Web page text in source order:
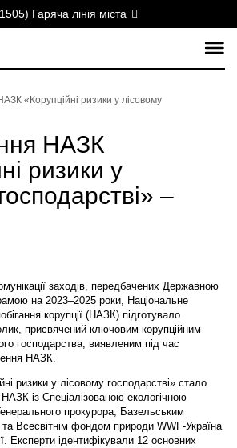
Гаряча лінія міста
«Корупційні ризики у лісовому
НАЗК
ризики у
–
заходів, передбачених Державною
на 2023–2025 роки, Національне
корупції (НАЗК) підготувало
присвячений ключовим корупційним
господарства, виявленим під час
НАЗК.
ризики у лісовому господарстві» стало
НАЗК із Спеціалізованою екологічною
прокурора, Базельським
та Всесвітнім фондом природи WWF-Україна
Експерти ідентифікували 12 основних